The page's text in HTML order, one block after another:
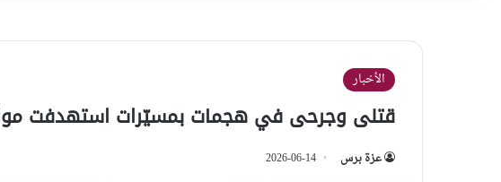
الأخبار
قتلى وجرحى في هجمات بمسيّرات استهدفت
عزة برس 2026-06-14